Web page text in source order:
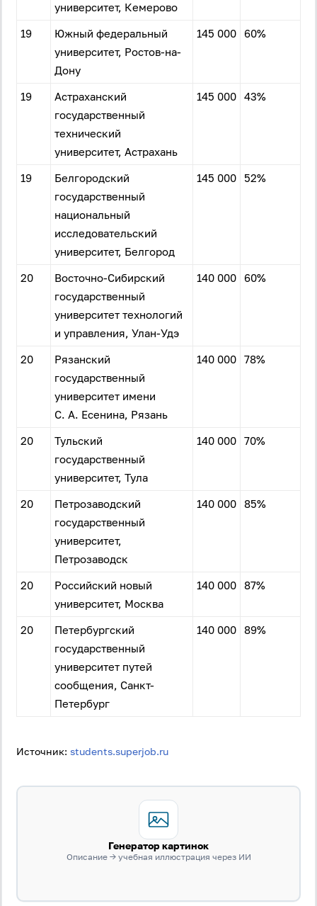
университет, Кемерово
19
Южный федеральный
университет, Ростов-на-
Дону
145 000 60%
19
Астраханский
государственный
технический
университет, Астрахань
145 000 43%
19
Белгородский
государственный
национальный
исследовательский
университет, Белгород
145 000 52%
20
Восточно-Сибирский
государственный
университет технологий
и управления, Улан-Удэ
140 000 60%
20
Рязанский
государственный
университет имени
С. А. Есенина, Рязань
140 000 78%
20
Тульский
государственный
университет, Тула
140 000 70%
20
Петрозаводский
государственный
университет,
Петрозаводск
140 000 85%
20
Российский новый
университет, Москва
140 000 87%
20
Петербургский
государственный
университет путей
сообщения, Санкт-
Петербург
140 000 89%
Источник: students.superjob.ru
Генератор картинок
Описание → учебная иллюстрация через ИИ